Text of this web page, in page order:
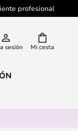
profesional
Mi cesta
sesión